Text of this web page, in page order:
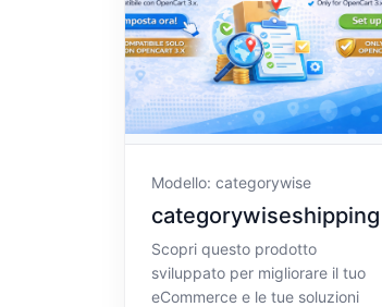
Modello: categorywise
categorywiseshipping
Scopri questo prodotto
sviluppato per migliorare il tuo
eCommerce e le tue soluzioni